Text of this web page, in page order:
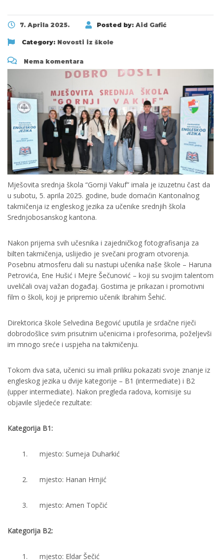
7. Aprila 2025. Posted by: Aid Gafić
Category: Novosti iz škole
Nema komentara
Mješovita srednja škola “Gornji Vakuf” imala je izuzetnu čast da
u subotu, 5. aprila 2025. godine, bude domaćin Kantonalnog
takmičenja iz engleskog jezika za učenike srednjih škola
Srednjobosanskog kantona.
Nakon prijema svih učesnika i zajedničkog fotografisanja za
bilten takmičenja, uslijedio je svečani program otvorenja.
Posebnu atmosferu dali su nastupi učenika naše škole – Haruna
Petrovića, Ene Hušić i Mejre Šečunović – koji su svojim talentom
uveličali ovaj važan događaj. Gostima je prikazan i promotivni
film o školi, koji je pripremio učenik Ibrahim Šehić.
Direktorica škole Selvedina Begović uputila je srdačne riječi
dobrodošlice svim prisutnim učenicima i profesorima, poželjevši
im mnogo sreće i uspjeha na takmičenju.
Tokom dva sata, učenici su imali priliku pokazati svoje znanje iz
engleskog jezika u dvije kategorije – B1 (intermediate) i B2
(upper intermediate). Nakon pregleda radova, komisije su
objavile sljedeće rezultate:
Kategorija B1:
mjesto: Sumeja Duharkić
mjesto: Hanan Hrnjić
mjesto: Amen Topčić
Kategorija B2:
mjesto: Eldar Šečić